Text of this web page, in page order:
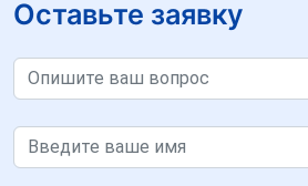
Оставьте заявку